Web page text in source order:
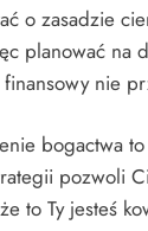
o zasadzie
planować na
finansowy nie
bogactwa
pozwoli
to Ty jesteś